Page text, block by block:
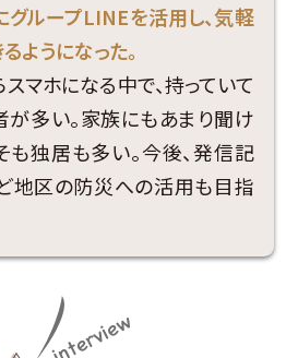
ループLINEを活用し、気軽
ようになった。
マホになる中で、持っていて
多い。家族にもあまり聞け
も独居も多い。今後、発信記
地区の防災への活用も目指